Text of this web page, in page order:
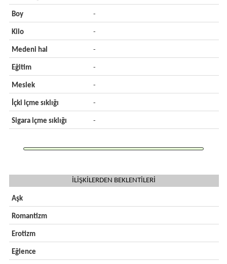
Boy -
Kilo -
Medeni hal -
Eğitim -
Meslek -
İçki içme sıklığı -
Sigara içme sıklığı -
İLİŞKİLERDEN BEKLENTİLERİ
Aşk
Romantizm
Erotizm
Eğlence